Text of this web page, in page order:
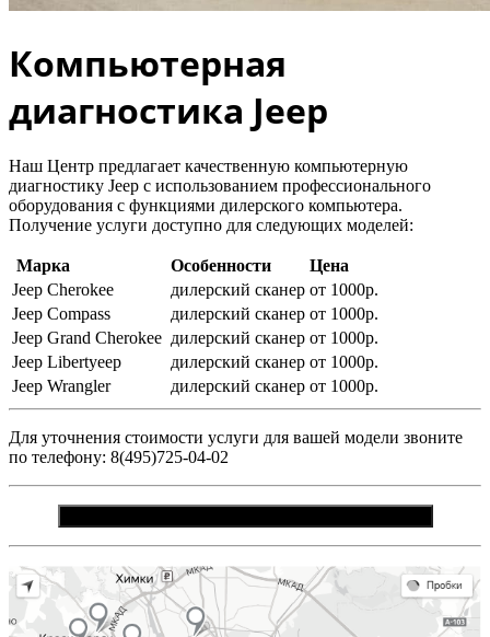
Компьютерная
диагностика Jeep
Наш Центр предлагает качественную компьютерную
диагностику Jeep c использованием профессионального
оборудования с функциями дилерского компьютера.
Получение услуги доступно для следующих моделей:
Марка Особенности
Цена
Jeep Cherokee
дилерский сканер от 1000р.
Jeep Compass
дилерский сканер от 1000р.
Jeep Grand Cherokee дилерский сканер от 1000р.
Jeep Libertyeep
дилерский сканер от 1000р.
Jeep Wrangler
дилерский сканер от 1000р.
Для уточнения стоимости услуги для вашей модели звоните
по телефону: 8(495)725-04-02